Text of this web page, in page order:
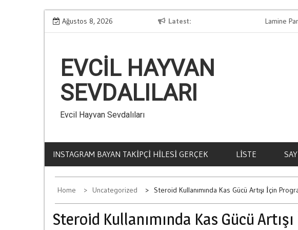
Skip
to
Ağustos 8, 2026 Latest
Kumarin Yasam Standartlarina Etkisi Lamine Parke
EVCIL HAYVAN
SEVDALILARI
Evcil Hayvan Sevdalıları
INSTAGRAM BAYAN TAKIPÇI HILESI GERÇEK LISTE
Home Uncategorized Steroid Kullanımında Kas Gücü Artışı İçin
Steroid Kullanımında Kas Gücü